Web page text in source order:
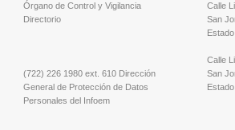
Órgano de Control y Vigilancia
Directorio
(722) 226 1980 ext. 610 Dirección
General de Protección de Datos
Personales del Infoem
Calle
San
Calle
San